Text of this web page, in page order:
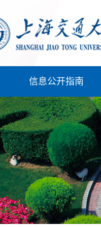
信息公开指南